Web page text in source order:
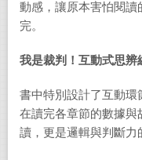
動感，讓原本害怕閱讀
完。
我是裁判！互動式思辨
書中特別設計了互動環
在讀完各章節的數據與
讀，更是邏輯與判斷力